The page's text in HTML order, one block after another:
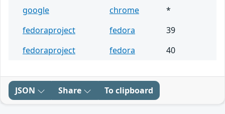
google chrome
*
fedoraproject
fedora
39
fedoraproject
fedora 40
JSON Share To clipboard